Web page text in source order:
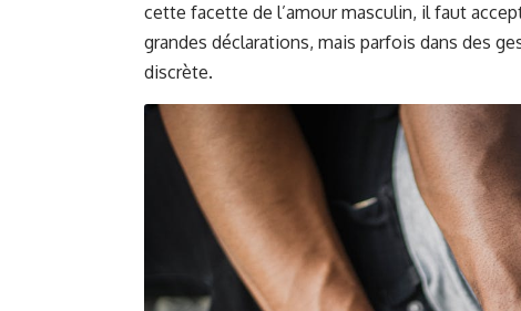
cette facette de l’amour masculin, il faut
grandes déclarations, mais parfois dans des
discrète.